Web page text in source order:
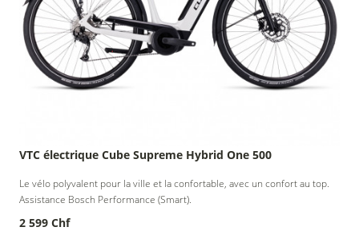
VTC électrique Cube Supreme Hybrid One 500
Le vélo polyvalent pour la ville et la confortable, avec un confort au top.
Assistance Bosch Performance (Smart).
2 599 Chf